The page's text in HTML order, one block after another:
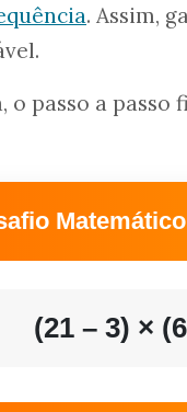
. Assim,
o passo a passo
(21 – 3) ×